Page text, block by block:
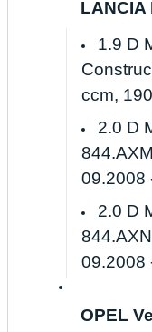
LANCIA
1.9 D
ccm,
2.0 D
09.2008
2.0 D
09.2008
OPEL